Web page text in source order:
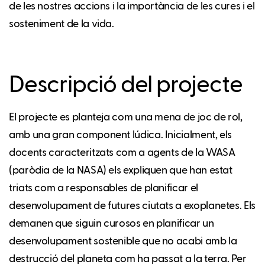
de les nostres accions i la importància de les cures i el
sosteniment de la vida.
Descripció del projecte
El projecte es planteja com una mena de joc de rol,
amb una gran component lúdica. Inicialment, els
docents caracteritzats com a agents de la WASA
(paròdia de la NASA) els expliquen que han estat
triats com a responsables de planificar el
desenvolupament de futures ciutats a exoplanetes. Els
demanen que siguin curosos en planificar un
desenvolupament sostenible que no acabi amb la
destrucció del planeta com ha passat a la terra. Per